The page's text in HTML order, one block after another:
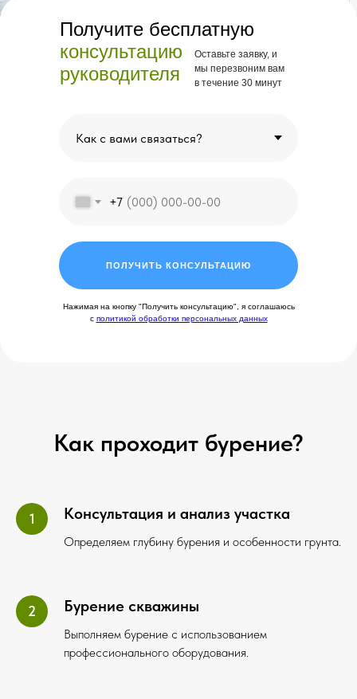
Получите бесплатную
консультацию
руководителя
+7
Оставьте заявку, и
мы перезвоним вам
в течение 30 минут
Нажимая на кнопку "Получить консультацию", я соглашаюсь
с политикой обработки персональных данных
ПОЛУЧИТЬ КОНСУЛЬТАЦИЮ
Как проходит бурение?
Консультация и анализ участка
Определяем глубину бурения и особенности грунта.
Бурение скважины
Выполняем бурение с использованием
профессионального оборудования.